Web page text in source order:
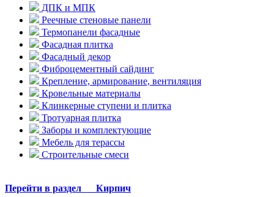
ДПК и МПК
Реечные стеновые панели
Термопанели фасадные
Фасадная плитка
Фасадный декор
Фиброцементный сайдинг
Крепление, армирование, вентиляция
Кровельные материалы
Клинкерные ступени и плитка
Тротуарная плитка
Заборы и комплектующие
Мебель для терассы
Строительные смеси
Перейти в раздел Кирпич